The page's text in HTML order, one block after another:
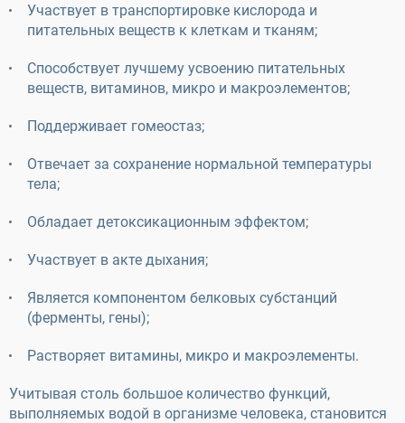
Участвует в транспортировке кислорода и
питательных веществ к клеткам и тканям;
Способствует лучшему усвоению питательных
веществ, витаминов, микро и макроэлементов;
Поддерживает гомеостаз;
Отвечает за сохранение нормальной температуры
тела;
Обладает детоксикационным эффектом;
Участвует в акте дыхания;
Является компонентом белковых субстанций
(ферменты, гены);
Растворяет витамины, микро и макроэлементы.
Учитывая столь большое количество функций,
выполняемых водой в организме человека, становится